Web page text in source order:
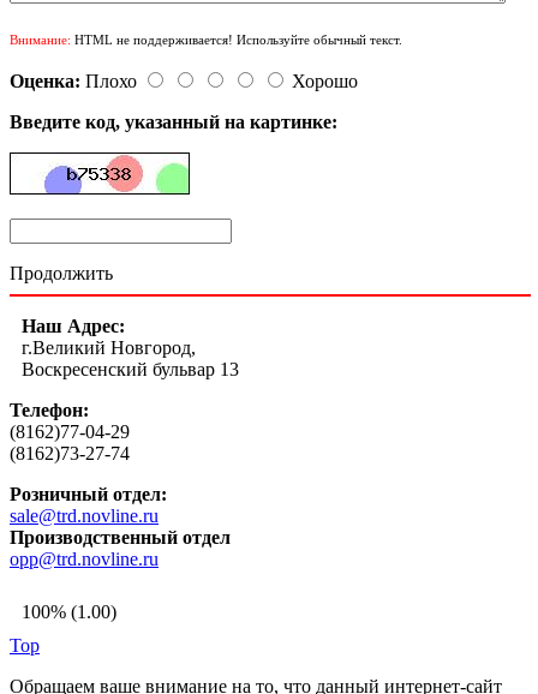
Внимание: HTML не поддерживается! Используйте обычный текст.
Оценка: Плохо
Хорошо
Введите код, указанный на картинке:
Продолжить
Наш Адрес:
г.Великий Новгород,
Воскресенский бульвар 13
Телефон:
(8162)77-04-29
(8162)73-27-74
Розничный отдел:
sale@trd.novline.ru
Производственный отдел
opp@trd.novline.ru
100% (1.00)
Top
Обращаем ваше внимание на то, что данный интернет-сайт